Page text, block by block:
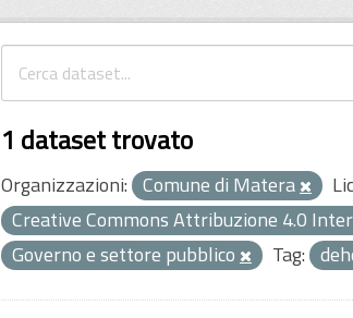
1 dataset trovato
Organizzazioni: Comune di Matera
Creative Commons Attribuzione 4.0
Governo e settore pubblico
Tag: